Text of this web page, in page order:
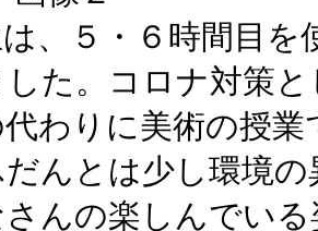
、５・６時間目を
た。コロナ対策
わりに美術の授
んとは少し環境
んの楽しんでい